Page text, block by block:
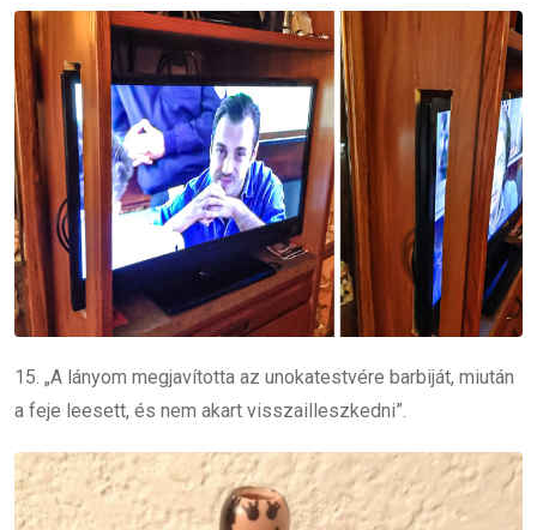
15. „A lányom megjavította az unokatestvére barbiját, miután
a feje leesett, és nem akart visszailleszkedni”.